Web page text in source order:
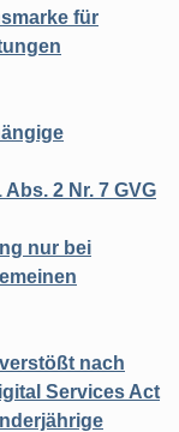
für
2 Nr. 7 GVG
nur bei
nach
Services Act